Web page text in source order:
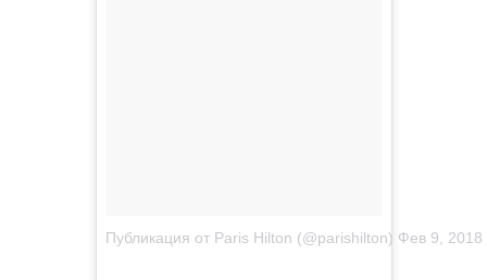
Публикация от Paris Hilton (@parishilton) Фев 9, 2018